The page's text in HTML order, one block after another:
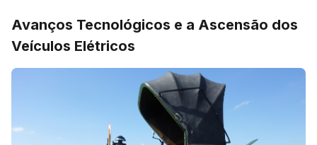
Avanços Tecnológicos e a Ascensão dos
Veículos Elétricos